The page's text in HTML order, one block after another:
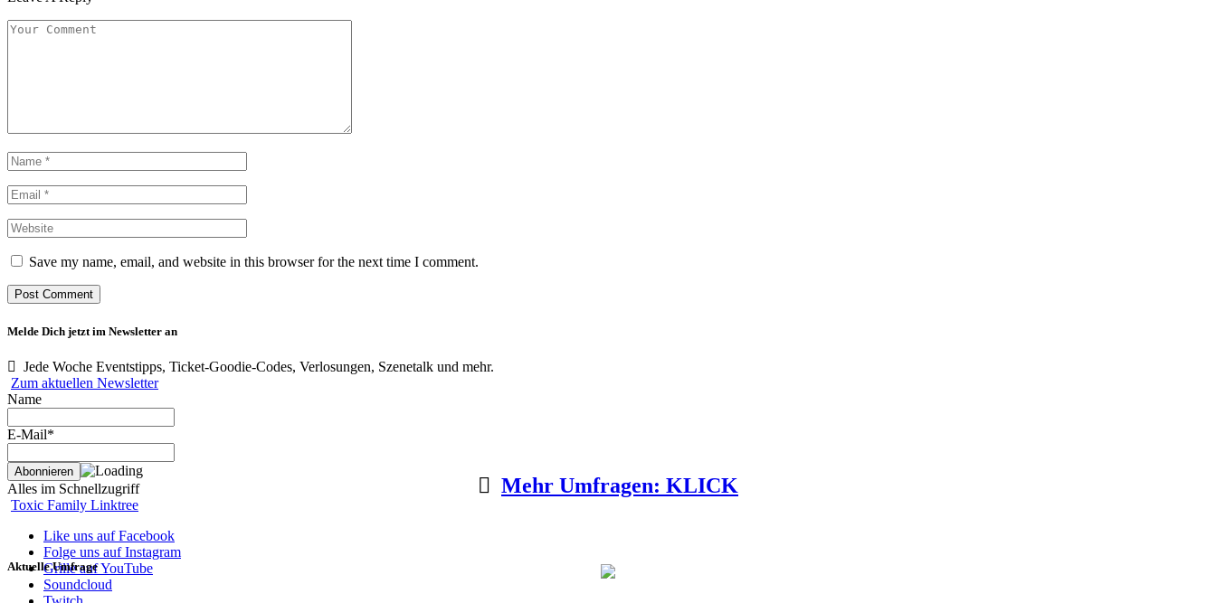
Save my name, email, and website in this browser for the next time I comment.
Melde Dich jetzt im Newsletter an
Jede Woche Eventstipps, Ticket-Goodie-Codes, Verlosungen, Szenetalk und mehr.
Zum aktuellen Newsletter
Name
E-Mail*
Alles im Schnellzugriff
Toxic Family Linktree
Like uns auf Facebook
Folge uns auf Instagram
Grille auf YouTube
Soundcloud
Aktuelle Umfrage
Mehr Umfragen: KLICK